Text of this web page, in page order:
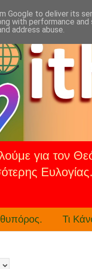
για τον
Ευλογίας.
Τι
Google to deliver its
with performance
address abuse.